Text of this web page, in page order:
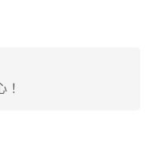
）
訂飯店）
！